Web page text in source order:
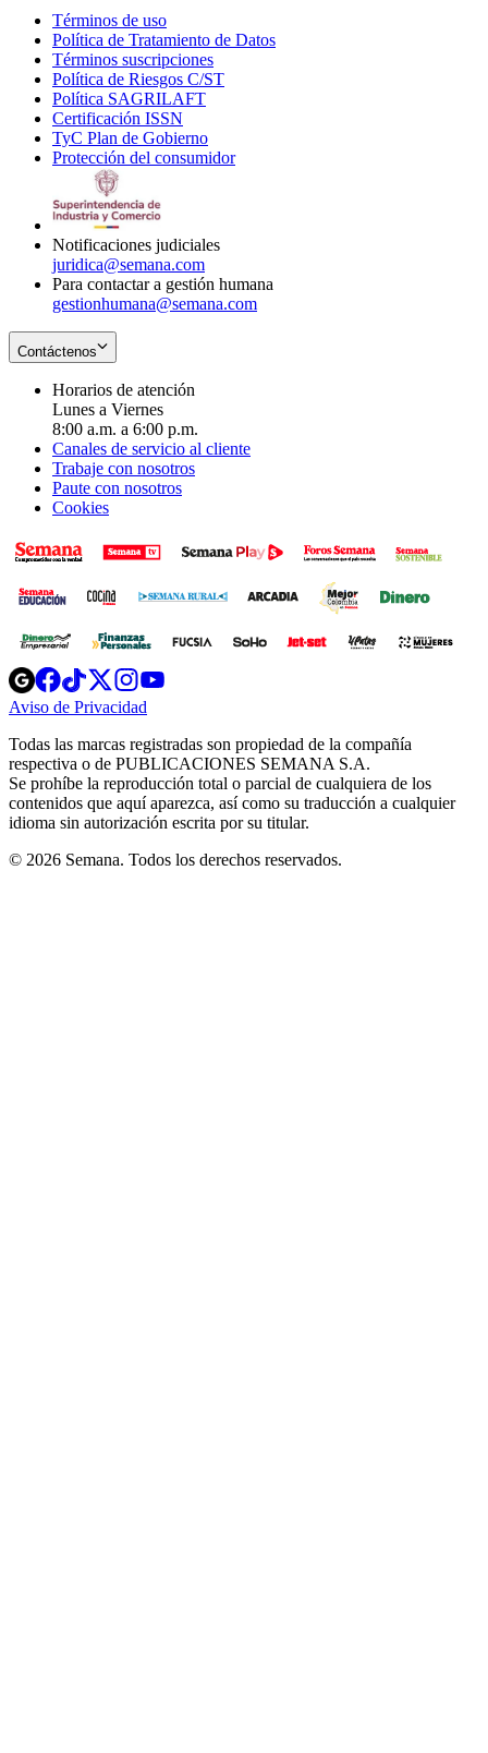
Términos de uso
in
new
window
Política de Tratamiento de Datos
Términos suscripciones
in
Política de Riesgos C/ST
Política SAGRILAFT
new
window
Certificación ISSN
in
new
TyC Plan de Gobierno
in
Protección del consumidorOpens
Notificaciones judiciales
juridica@semana.com
Para contactar a gestión humana
gestionhumana@semana.com
Contáctenos
Horarios de atención
Lunes a Viernes
8:00 a.m. a 6:00 p.m.
Canales de servicio al cliente
Trabaje con nosotros
Paute con nosotros
Cookies
Opens
in
new
Opens
in
new
Opens
in
new
window
Opens
new
windowwindow
Aviso de Privacidad
new
window
Todas las marcas registradas son propiedad de la compañía
respectiva o de PUBLICACIONES SEMANA S.A.
Se prohíbe la reproducción total o parcial de cualquiera de los
contenidos que aquí aparezca, así como su traducción a cualquier
idioma sin autorización escrita por su titular.
© 2026 Semana. Todos los derechos reservados.